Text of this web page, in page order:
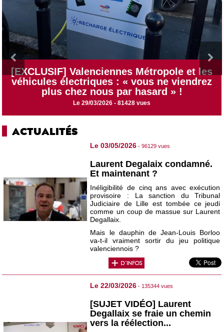
[EXCLUSIF] Valenciennes Métropole et les
véhicules électriques : « vous ne viendrez
plus chez nous par hasard » !
Le 29/03/2026 - 81428 vues
ACTUALITÉS
Le 03/05/2026 - 96129 vues
Laurent Degalaix condamné.
Et maintenant ?
Inéligibilité de cinq ans avec exécution
provisoire : La sanction du Tribunal
Judiciaire de Lille est tombée ce jeudi
comme un coup de massue sur Laurent
Degallaix.
Mais le dauphin de Jean-Louis Borloo
va-t-il vraiment sortir du jeu politique
valenciennois ?
Le 22/03/2026 - 135344 vues
[SUJET VIDÉO] Laurent
Degallaix se fraie un chemin
vers la réélection...